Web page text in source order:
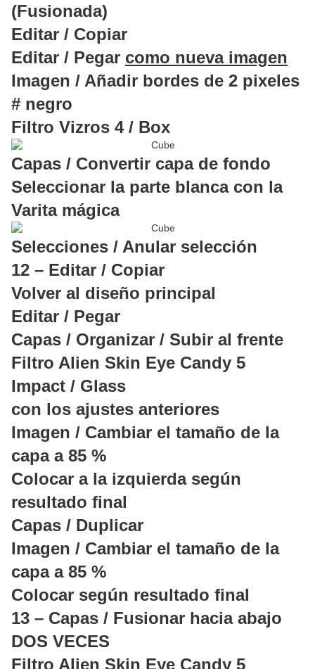
(Fusionada)
Editar / Copiar
Editar / Pegar como nueva imagen
Imagen / Añadir bordes de 2 pixeles
# negro
Filtro Vizros 4 / Box
Capas / Convertir capa de fondo
Seleccionar la parte blanca con la
Varita mágica
Selecciones / Anular selección
12 – Editar / Copiar
Volver al diseño principal
Editar / Pegar
Capas / Organizar / Subir al frente
Filtro Alien Skin Eye Candy 5
Impact / Glass
con los ajustes anteriores
Imagen / Cambiar el tamaño de la
capa a 85 %
Colocar a la izquierda según
resultado final
Capas / Duplicar
Imagen / Cambiar el tamaño de la
capa a 85 %
Colocar según resultado final
13 – Capas / Fusionar hacia abajo
DOS VECES
Filtro Alien Skin Eye Candy 5